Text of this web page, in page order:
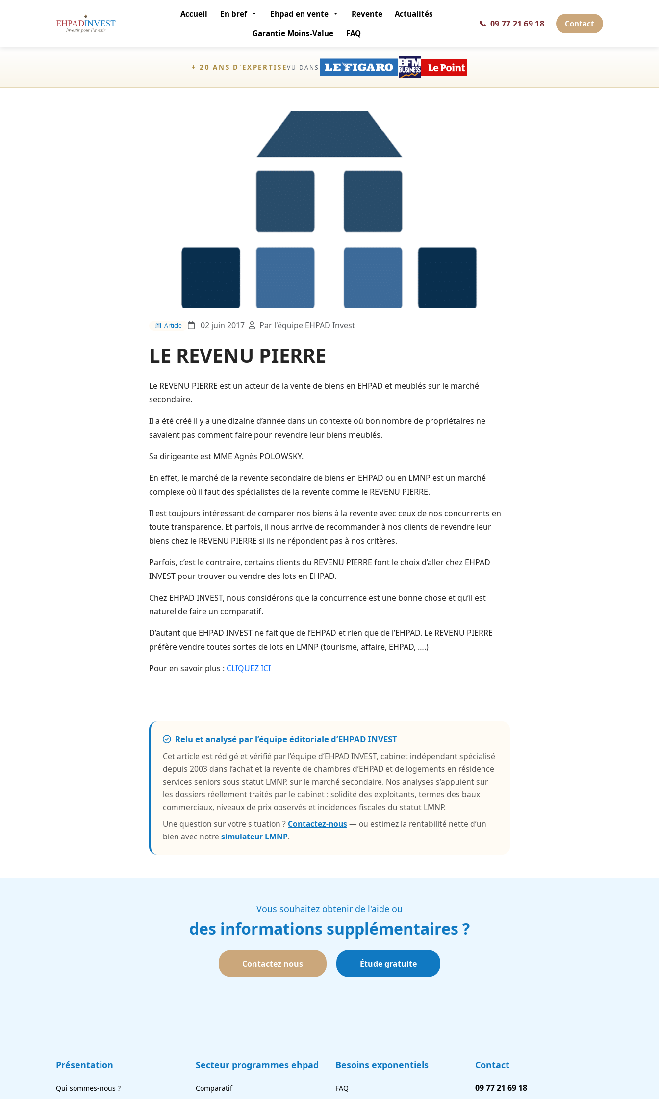
Accueil En bref Ehpad en vente Revente
Actualités
Garantie Moins-Value
FAQ
📞 09 77 21 69 18 Contact
+ 20 ANS D'EXPERTISEVU DANS
Article 02 juin 2017 Par l'équipe EHPAD Invest
LE REVENU PIERRE
Le REVENU PIERRE est un acteur de la vente de biens en EHPAD et meublés sur le marché
secondaire.
Il a été créé il y a une dizaine d’année dans un contexte où bon nombre de propriétaires ne
savaient pas comment faire pour revendre leur biens meublés.
Sa dirigeante est MME Agnès POLOWSKY.
En effet, le marché de la revente secondaire de biens en EHPAD ou en LMNP est un marché
complexe où il faut des spécialistes de la revente comme le REVENU PIERRE.
Il est toujours intéressant de comparer nos biens à la revente avec ceux de nos concurrents en
toute transparence. Et parfois, il nous arrive de recommander à nos clients de revendre leur
biens chez le REVENU PIERRE si ils ne répondent pas à nos critères.
Parfois, c’est le contraire, certains clients du REVENU PIERRE font le choix d’aller chez EHPAD
INVEST pour trouver ou vendre des lots en EHPAD.
Chez EHPAD INVEST, nous considérons que la concurrence est une bonne chose et qu’il est
naturel de faire un comparatif.
D’autant que EHPAD INVEST ne fait que de l’EHPAD et rien que de l’EHPAD. Le REVENU PIERRE
préfère vendre toutes sortes de lots en LMNP (tourisme, affaire, EHPAD, ….)
Pour en savoir plus : CLIQUEZ ICI
Relu et analysé par l’équipe éditoriale d’EHPAD INVEST
Cet article est rédigé et vérifié par l’équipe d’EHPAD INVEST, cabinet indépendant spécialisé
depuis 2003 dans l’achat et la revente de chambres d’EHPAD et de logements en résidence
services seniors sous statut LMNP, sur le marché secondaire. Nos analyses s’appuient sur
les dossiers réellement traités par le cabinet : solidité des exploitants, termes des baux
commerciaux, niveaux de prix observés et incidences fiscales du statut LMNP.
Une question sur votre situation ? Contactez-nous— ou estimez la rentabilité nette d’un
bien avec notre simulateur LMNP.
Vous souhaitez obtenir de l'aide ou
des informations supplémentaires ?
Contactez nous Étude gratuite
Présentation
Qui sommes-nous ?
Secteur programmes ehpad
Comparatif
Besoins exponentiels
FAQ
Contact
09 77 21 69 18